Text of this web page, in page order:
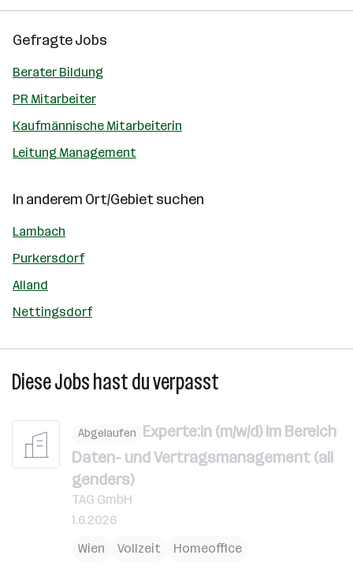
Gefragte Jobs
Berater Bildung
PR Mitarbeiter
Kaufmännische Mitarbeiterin
Leitung Management
In anderem Ort/Gebiet suchen
Lambach
Purkersdorf
Alland
Nettingsdorf
Diese Jobs hast du verpasst
Abgelaufen Experte:in (m/w/d) im Bereich
Daten- und Vertragsmanagement (all
genders)
TAG GmbH
1.6.2026
Wien
Vollzeit Homeoffice